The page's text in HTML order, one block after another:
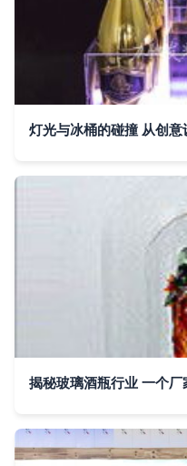
灯光与冰桶的碰撞 从创
揭秘玻璃酒瓶行业 一个